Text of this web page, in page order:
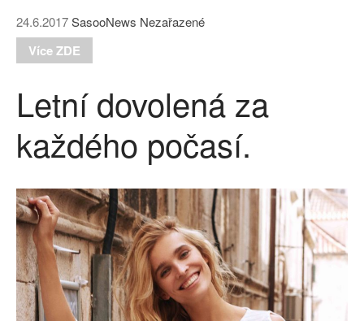
24.6.2017SasooNews Nezařazené
Více ZDE
Letní dovolená za
každého počasí.